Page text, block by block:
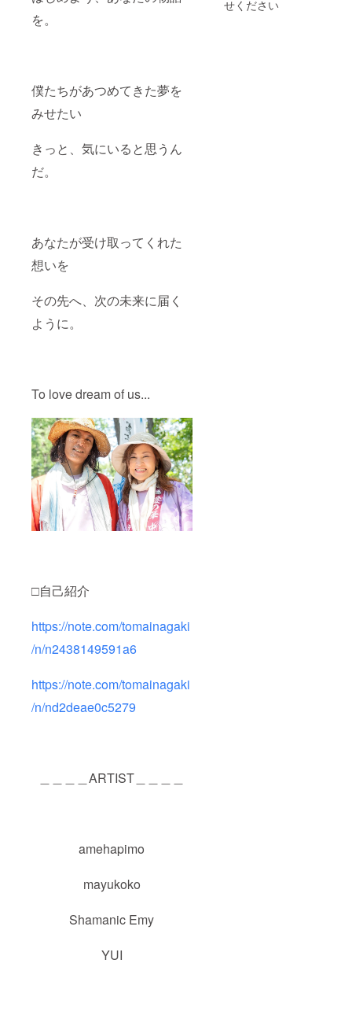
を。
僕たちがあつめてきた夢を
みせたい
きっと、気にいると思うん
だ。
あなたが受け取ってくれた
想いを
その先へ、次の未来に届く
ように。
To love dream of us...
□自己紹介
https://note.com/tomainagaki
/n/n2438149591a6
https://note.com/tomainagaki
/n/nd2deae0c5279
＿＿＿＿ARTIST＿＿＿＿
amehapimo
mayukoko
Shamanic Emy
YUI
せください